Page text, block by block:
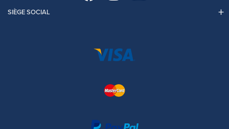
SIÈGE SOCIAL